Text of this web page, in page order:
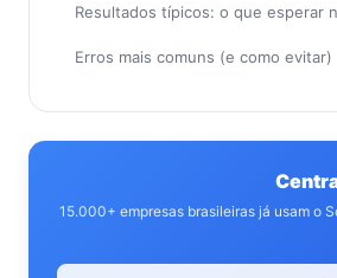
Resultados típicos: o que esperar
Erros mais comuns (e como evitar)
15.000+ empresas brasileiras já usam o